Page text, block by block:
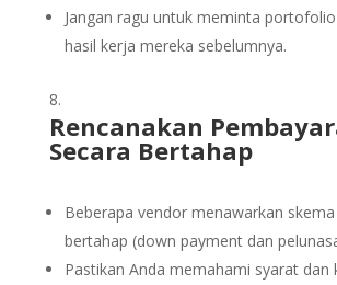
Jangan ragu untuk meminta
hasil kerja mereka sebelumnya.
Rencanakan
Secara Bertahap
Beberapa vendor menawarkan
bertahap (down payment dan
Pastikan Anda memahami syarat dan